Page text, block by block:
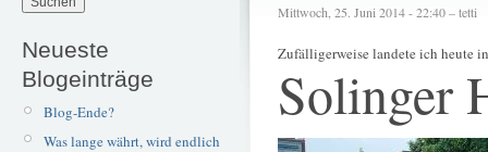
Neueste
Blogeinträge
Blog-Ende?
Was lange währt, wird endlich
Mittwoch, 25. Juni 2014 - 22:40 – tetti
Zufälligerweise landete ich heute
Solinger